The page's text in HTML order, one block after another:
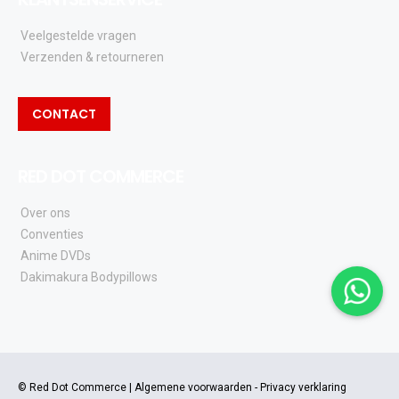
Veelgestelde vragen
Verzenden & retourneren
CONTACT
Over ons
Conventies
Anime DVDs
Dakimakura Bodypillows
© Red Dot Commerce | Algemene voorwaarden - Privacy verklaring